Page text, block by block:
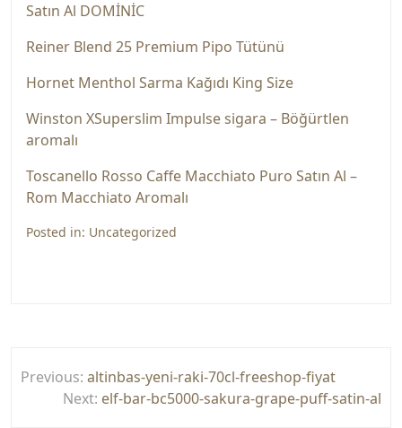
Satın Al DOMİNİC
Reiner Blend 25 Premium Pipo Tütünü
Hornet Menthol Sarma Kağıdı King Size
Winston XSuperslim Impulse sigara – Böğürtlen
aromalı
Toscanello Rosso Caffe Macchiato Puro Satın Al –
Rom Macchiato Aromalı
Posted in: Uncategorized
gezinmesi
Previous: altinbas-yeni-raki-70cl-freeshop-fiyat
Next: elf-bar-bc5000-sakura-grape-puff-satin-al